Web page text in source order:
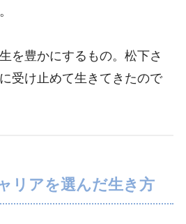
を豊かにするもの。松下さ
受け止めて生きてきたので
リアを選んだ生き方